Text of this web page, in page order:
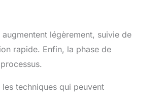
légèrement, suivie de
rapide. Enfin, la phase de
techniques qui peuvent